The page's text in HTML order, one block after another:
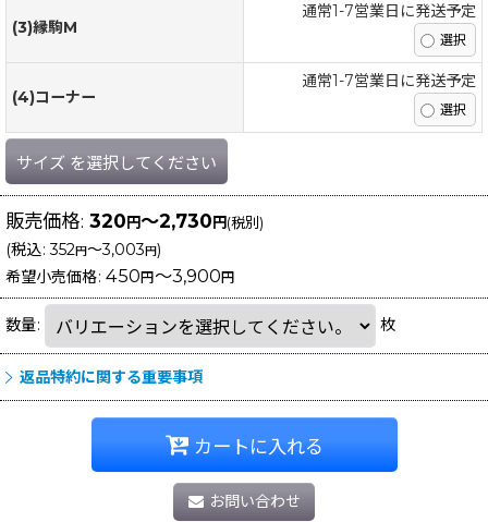
(3)縁駒M
通常1-7営業日に発送予定
(4)コーナー
通常1-7営業日に発送予定
サイズ を選択してください
販売価格: 320円～2,730円(税別)
(税込: 352円～3,003 円)
希望小売価格: 450 円 ～3,900 円
数量: 枚
返品特約に関する重要事項
カートに入れる
お問い合わせ